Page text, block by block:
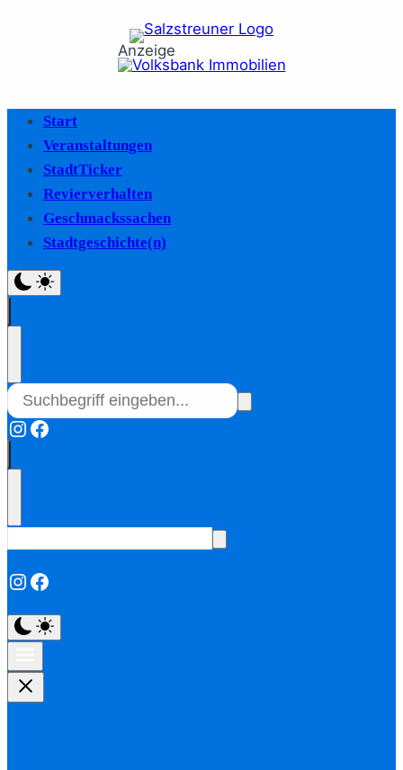
Anzeige
Start
Veranstaltungen
StadtTicker
Revierverhalten
Geschmackssachen
Stadtgeschichte(n)
Instagram
Facebook
Instagram
Facebook